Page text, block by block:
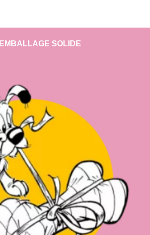
EMBALLAGE SOLIDE